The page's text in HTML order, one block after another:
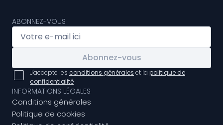
ABONNEZ-VOUS
Abonnez-vous
J'accepte les conditions générales et la politique de
confidentialité
INFORMATIONS LÉGALES
Conditions générales
Politique de cookies